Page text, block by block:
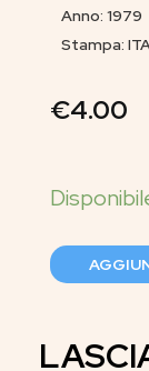
Anno: 1979
Stampa:
€4.00